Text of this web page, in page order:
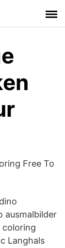
Free To
ausmalbilder
coloring
Langhals